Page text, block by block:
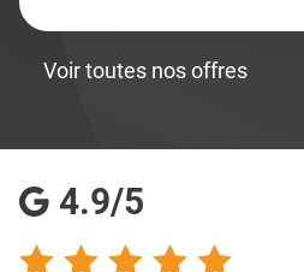
Voir toutes nos offres
4.9/5